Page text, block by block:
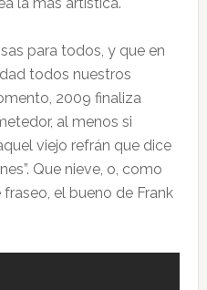
para todos, y que en
todos nuestros
2009 finaliza
al menos si
viejo refrán que dice
Que nieve, o, como
el bueno de Frank